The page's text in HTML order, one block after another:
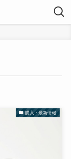
購入・最新情報